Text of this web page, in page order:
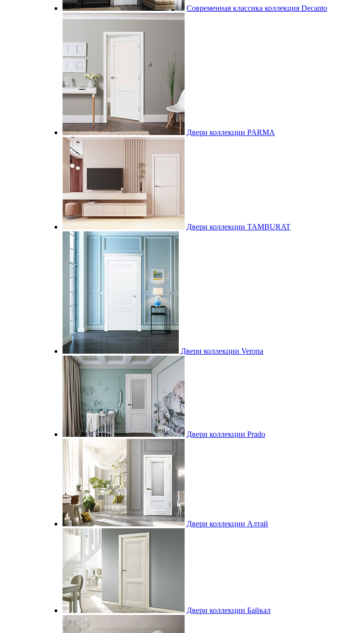
Современная классика коллекция Decanto
Двери коллекции PARMA
Двери коллекции TAMBURAT
Двери коллекции Verona
Двери коллекции Prado
Двери коллекции Алтай
Двери коллекции Байкал